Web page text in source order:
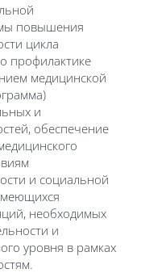
повышения
цикла
профилактике
медицинской
и
обеспечение
и социальной
необходимых
и
уровня в рамках